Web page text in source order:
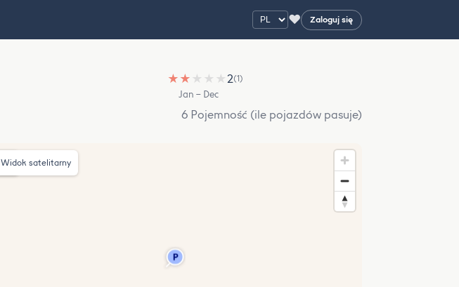
♥ Zaloguj się
★ ★ ★ ★ ★2(1)
Jan – Dec
6 Pojemność (ile pojazdów pasuje)
Widok satelitarny